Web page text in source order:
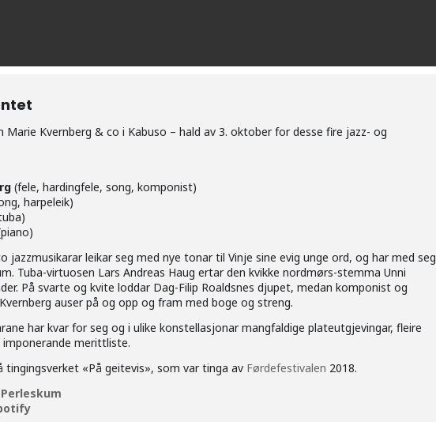
Marie Kvernberg & co i Kabuso – hald av 3. oktober for desse fire jazz- og
(fele, hardingfele, song, komponist)
harpeleik)
jazzmusikarar leikar seg med nye tonar til Vinje sine evig unge ord, og har med seg
Tuba-virtuosen Lars Andreas Haug ertar den kvikke nordmørs-stemma Unni
På svarte og kvite loddar Dag-Filip Roaldsnes djupet, medan komponist og
auser på og opp og fram med boge og streng.
har kvar for seg og i ulike konstellasjonar mangfaldige plateutgjevingar, fleire
imponerande merittliste.
tingingsverket «På geitevis», som var tinga av Førdefestivalen 2018.